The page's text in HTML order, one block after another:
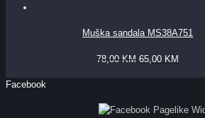
Muška sandala MS38A751
78,00 KM 65,00 KM
Facebook